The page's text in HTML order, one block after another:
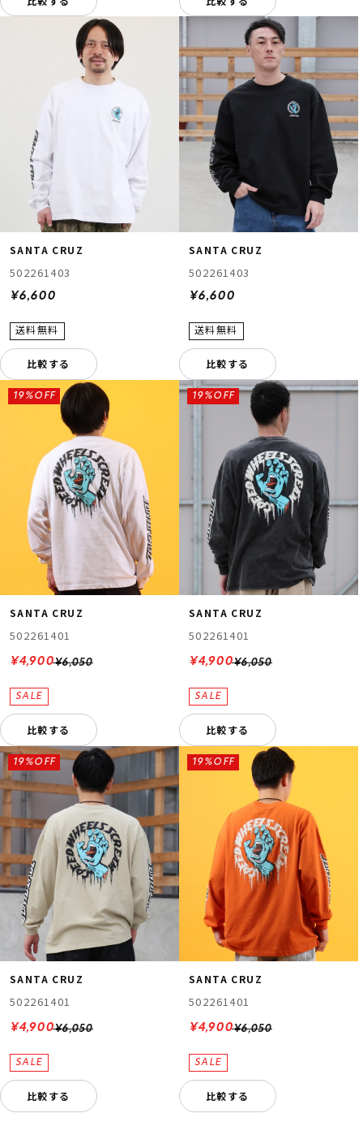
SANTA CRUZ
502261403
¥6,600
比較する
SANTA CRUZ
502261403
¥6,600
比較する
SANTA CRUZ
502261401
¥6,050
19%OFF
¥4,900
比較する
SANTA CRUZ
502261401
¥6,050
19%OFF
¥4,900
比較する
SANTA CRUZ
502261401
¥6,050
19%OFF
¥4,900
比較する
SANTA CRUZ
502261401
¥6,050
19%OFF
¥4,900
比較する